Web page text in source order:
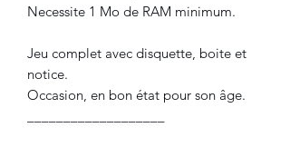
Necessite 1 Mo de RAM minimum.
Jeu complet avec disquette, boite et
notice.
Occasion, en bon état pour son âge.